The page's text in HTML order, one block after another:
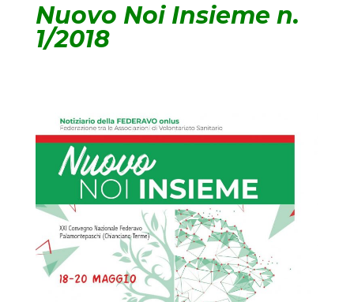
Nuovo Noi Insieme n.
1/2018